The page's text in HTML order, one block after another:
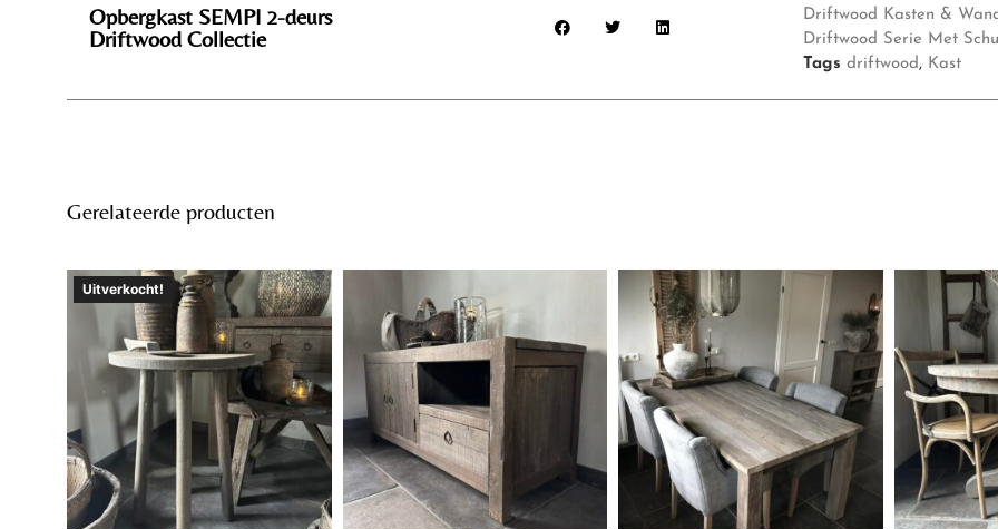
Opbergkast SEMPI 2-deurs
Driftwood Collectie
Driftwood Kasten &
Driftwood Serie Met
Tags driftwood , Kast
Gerelateerde producten
Uitverkocht!